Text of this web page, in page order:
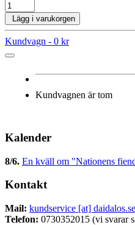
Lägg i varukorgen
Kundvagn - 0 kr
Kundvagnen är tom
Kalender
8/6. En kväll om "Nationens
Kontakt
Mail: kundservice [at] daidalos.se
Telefon: 0730352015 (vi svarar